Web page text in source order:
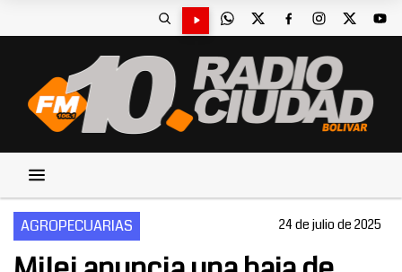
AGROPECUARIAS 24 de julio de 2025